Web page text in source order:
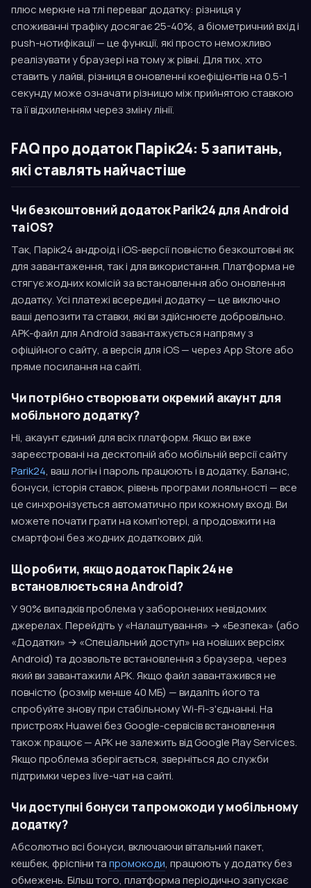
плюс меркне на тлі переваг додатку: різниця у
споживанні трафіку досягає 25-40%, а біометричний вхід і
push-нотифікації — це функції, які просто неможливо
реалізувати у браузері на тому ж рівні. Для тих, хто
ставить у лайві, різниця в оновленні коефіцієнтів на 0.5-1
секунду може означати різницю між прийнятою ставкою
та її відхиленням через зміну лінії.
FAQ про додаток Парік24: 5 запитань,
які ставлять найчастіше
Чи безкоштовний додаток Parik24 для Android
та iOS?
Так, Парік24 андроід і iOS-версії повністю безкоштовні як
для завантаження, так і для використання. Платформа не
стягує жодних комісій за встановлення або оновлення
додатку. Усі платежі всередині додатку — це виключно
ваші депозити та ставки, які ви здійснюєте добровільно.
APK-файл для Android завантажується напряму з
офіційного сайту, а версія для iOS — через App Store або
пряме посилання на сайті.
Чи потрібно створювати окремий акаунт для
мобільного додатку?
Ні, акаунт єдиний для всіх платформ. Якщо ви вже
зареєстровані на десктопній або мобільній версії сайту
Parik24, ваш логін і пароль працюють і в додатку. Баланс,
бонуси, історія ставок, рівень програми лояльності — все
це синхронізується автоматично при кожному вході. Ви
можете почати грати на комп'ютері, а продовжити на
смартфоні без жодних додаткових дій.
Що робити, якщо додаток Парік 24 не
встановлюється на Android?
У 90% випадків проблема у заборонених невідомих
джерелах. Перейдіть у «Налаштування» → «Безпека» (або
«Додатки» → «Спеціальний доступ» на новіших версіях
Android) та дозвольте встановлення з браузера, через
який ви завантажили APK. Якщо файл завантажився не
повністю (розмір менше 40 МБ) — видаліть його та
спробуйте знову при стабільному Wi-Fi-з'єднанні. На
пристроях Huawei без Google-сервісів встановлення
також працює — APK не залежить від Google Play Services.
Якщо проблема зберігається, зверніться до служби
підтримки через live-чат на сайті.
Чи доступні бонуси та промокоди у мобільному
додатку?
Абсолютно всі бонуси, включаючи вітальний пакет,
кешбек, фріспіни тапромокоди, працюють у додатку без
обмежень. Більш того, платформа періодично запускає